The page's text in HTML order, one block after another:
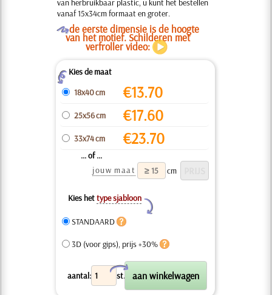
vanaf 15x34cm formaat en groter.
Ode eerste dimensie is de hoogte
van het motief. Schilderen met
verfroller video:
ZKies de maat
18x40 cm
€13.70
25x56 cm €17.60
33x74 cm €23.70
... of ...
jouw maat
cm
Kies hettype sjabloon
Y
STANDAARD
3D (voor gips), prijs +30%
aantal: st.
X